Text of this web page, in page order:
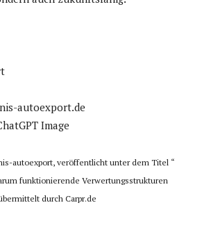
autoexport.de
Image
autoexport, veröffentlicht unter dem Titel “
funktionierende Verwertungsstrukturen
durch Carpr.de